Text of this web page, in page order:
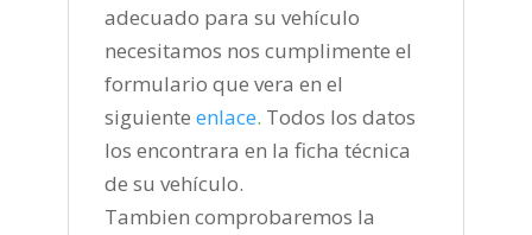
adecuado para su vehículo
necesitamos nos cumplimente el
formulario que vera en el
siguiente enlace. Todos los datos
los encontrara en la ficha técnica
de su vehículo.
Tambien comprobaremos la